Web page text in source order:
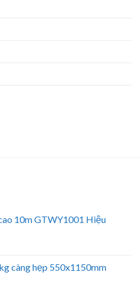
10m GTWY1001 Hiệu
càng hẹp 550x1150mm